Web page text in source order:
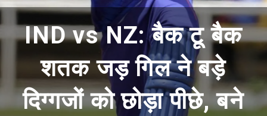
IND vs NZ: बैक टू बैक
शतक जड़ गिल ने बड़े
दिग्गजों को छोड़ा पीछे, बने